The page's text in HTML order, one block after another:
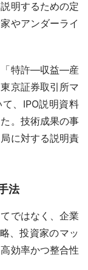
明するための定
やアンダーライ
「特許—収益—産
京証券取引所マ
、IPO説明資料
。技術成果の事
に対する説明責
法
ではなく、企業
、投資家のマッ
効率かつ整合性